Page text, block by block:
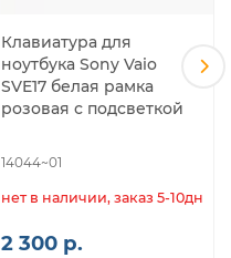
Клавиатура для
ноутбука Sony Vaio
SVE17 белая рамка
розовая с подсветкой
14044~01
нет в наличии, заказ 5-10дн.
2 300 р.